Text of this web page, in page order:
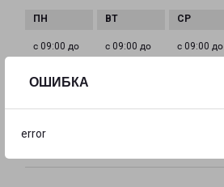
ОШИБКА
error
с 09:00 до
с 09:00 до
с 09:00 до
19:00